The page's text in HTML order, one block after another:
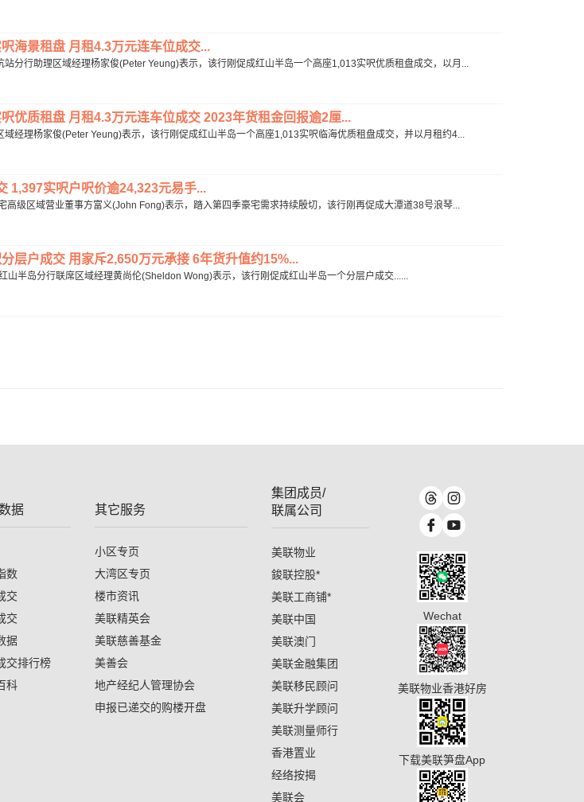
海景租盘 月租4.3万元连车位成交...
站分行助理区域经理杨家俊(Peter Yeung)表示，该行刚促成红山半岛一个高座1,013实呎优质租盘成交，以月...
优质租盘 月租4.3万元连车位成交 2023年货租金回报逾2厘...
域经理杨家俊(Peter Yeung)表示，该行刚促成红山半岛一个高座1,013实呎临海优质租盘成交，并以月租约4...
1,397实呎户呎价逾24,323元易手...
高级区域营业董事方富义(John Fong)表示，踏入第四季豪宅需求持续殷切，该行刚再促成大潭道38号浪琴...
层户成交 用家斥2,650万元承接 6年货升值约15%...
山半岛分行联席区域经理黄尚伦(Sheldon Wong)表示，该行刚促成红山半岛一个分层户成交......
据
数
交
交
据
交排行榜
科
其它服务
小区专页
大湾区专页
楼市资讯
美联精英会
美联慈善基金
美善会
地产经纪人管理协会
申报已递交的购楼开盘
集团成员/
联属公司
美联物业
鋑联控股*
美联工商铺*
美联中国
美联澳门
美联金融集团
美联移民顾问
美联升学顾问
美联测量师行
香港置业
经络按揭
美联会
Wechat
美联物业香港好房
下载美联笋盘App